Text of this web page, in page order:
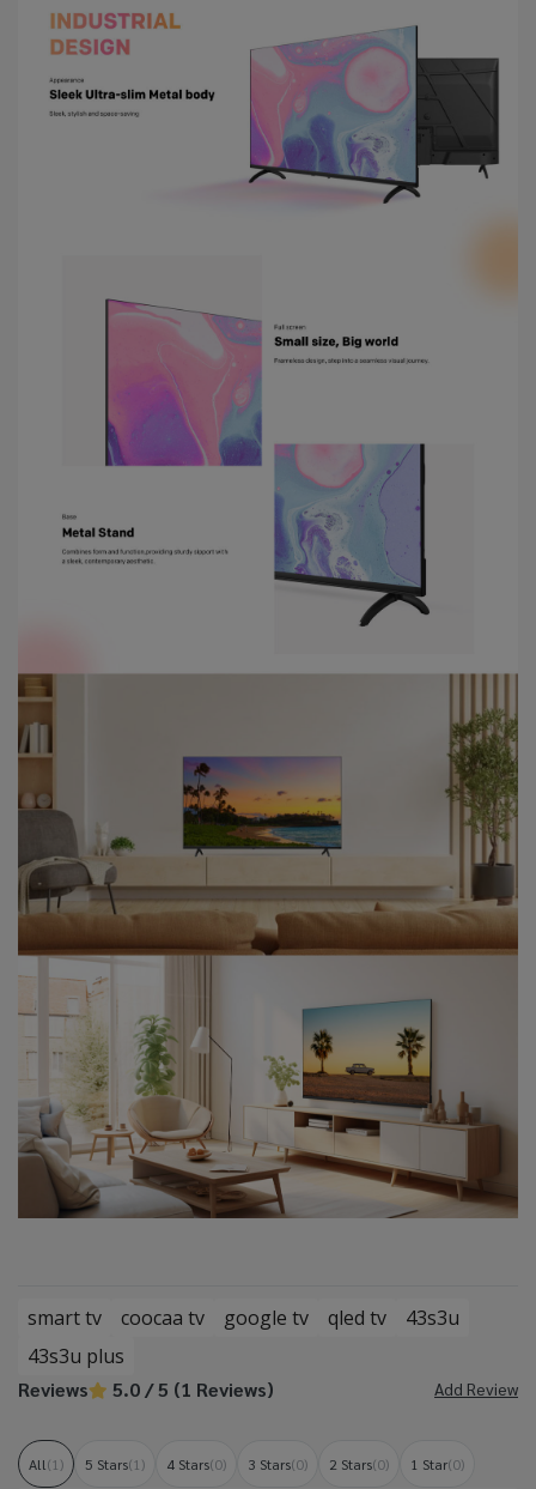
smart tv coocaa tv google tv qled tv
43s3u
43s3u plus
Reviews 5.0 / 5 (1 Reviews) Add Review
All(1) 5 Stars(1) 4 Stars(0) 3 Stars(0) 2 Stars(0) 1 Star(0)